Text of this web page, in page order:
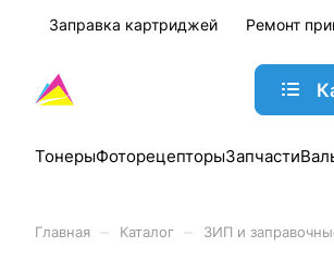
Заправка картриджей Ремонт
ТонерыФоторецепторыЗапчасти
Главная Каталог ЗИП и